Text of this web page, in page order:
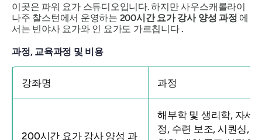
이곳은 파워 요가 스튜디오입니다. 하지만 사우스캐롤라이
나주 찰스턴에서 운영하는 200시간 요가 강사 양성 과정 에
서는 빈야사 요가와 인 요가도 가르칩니다 .
과정, 교육과정 및 비용
강좌명 과정
200시간 요가 강사 양성 과
해부학 및 생리학, 자세
정, 수련 보조, 시퀀싱,